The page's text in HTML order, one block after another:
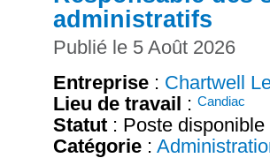
administratifs
Publié le 5 Août 2026
Entreprise : Chartwell
Lieu de travail : Candiac
Statut : Poste disponible
Catégorie :